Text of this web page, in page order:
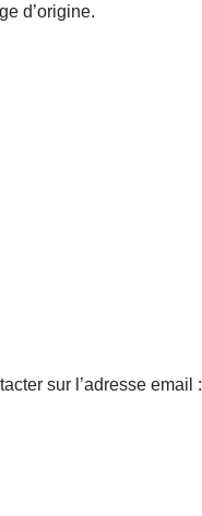
d’origine.
sur l’adresse email :